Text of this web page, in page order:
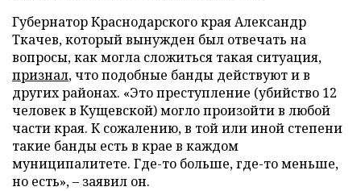
Губернатор Краснодарского края Александр
Ткачев, который вынужден был отвечать на
вопросы, как могла сложиться такая ситуация,
признал, что подобные банды действуют и в
других районах. «Это преступление (убийство 12
человек в Кущевской) могло произойти в любой
части края. К сожалению, в той или иной степени
такие банды есть в крае в каждом
муниципалитете. Где-то больше, где-то меньше,
но есть», – заявил он.